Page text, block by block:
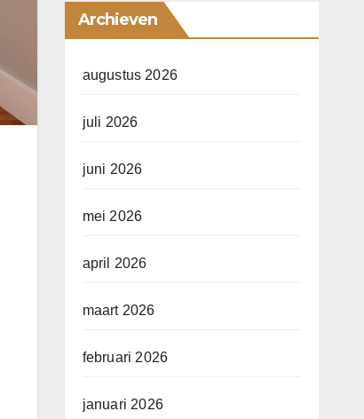
Archieven
augustus 2026
juli 2026
juni 2026
mei 2026
april 2026
maart 2026
februari 2026
januari 2026